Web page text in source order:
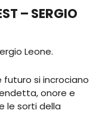
– SERGIO
Leone.
si incrociano
onore e
le sorti della